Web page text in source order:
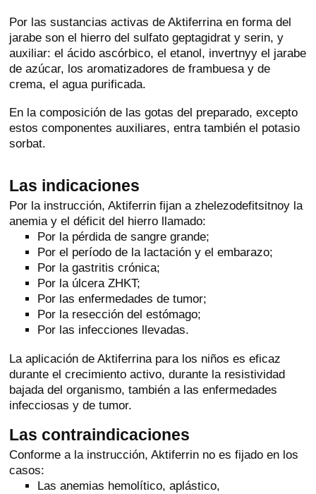
Por las sustancias activas de Aktiferrina en forma del
jarabe son el hierro del sulfato geptagidrat y serin, y
auxiliar: el ácido ascórbico, el etanol, invertnyy el jarabe
de azúcar, los aromatizadores de frambuesa y de
crema, el agua purificada.
En la composición de las gotas del preparado, excepto
estos componentes auxiliares, entra también el potasio
sorbat.
Las indicaciones
Por la instrucción, Aktiferrin fijan a zhelezodefitsitnoy la
anemia y el déficit del hierro llamado:
Por la pérdida de sangre grande;
Por el período de la lactación y el embarazo;
Por la gastritis crónica;
Por la úlcera ZHKT;
Por las enfermedades de tumor;
Por la resección del estómago;
Por las infecciones llevadas.
La aplicación de Aktiferrina para los niños es eficaz
durante el crecimiento activo, durante la resistividad
bajada del organismo, también a las enfermedades
infecciosas y de tumor.
Las contraindicaciones
Conforme a la instrucción, Aktiferrin no es fijado en los
casos:
Las anemias hemolítico, aplástico,